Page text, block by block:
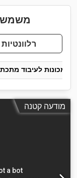
משמש
רלוונטיות
מודעה קטנה